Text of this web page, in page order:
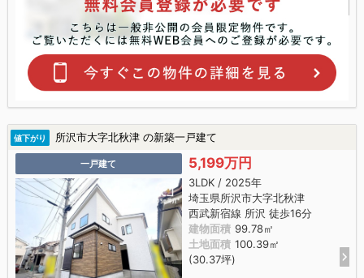
値下がり 所沢市大字北秋津 の新築一戸建て
一戸建て 5,199万円
3LDK / 2025年
埼玉県所沢市大字北秋津
西武新宿線 所沢 徒歩16分
建物面積 99.78㎡
土地面積 100.39㎡
(30.37坪)